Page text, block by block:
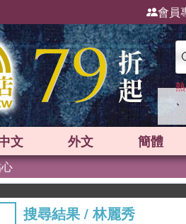
會員
、
文 外文 簡體
搜尋結果/林麗秀